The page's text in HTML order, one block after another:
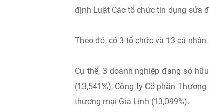
định Luật Các tổ chức tín dụng sửa
Theo đó, có 3 tổ chức và 13 cá
Cụ thể, 3 doanh nghiệp đang sở
(13,541%), Công ty Cổ phần
thương mại Gia Linh (13,099%).